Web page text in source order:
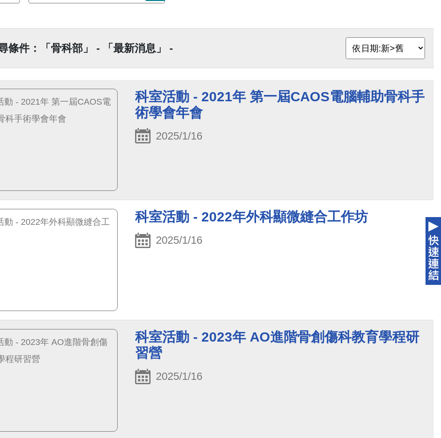
條件：「骨科部」 - 「最新消息」 -
科室活動 - 2021年 第一屆CAOS電腦輔助骨科手
術學會年會
2025/1/16
科室活動 - 2022年外科顯微縫合工作坊
2025/1/16
科室活動 - 2023年 AO進階骨創傷科教育學程研
習營
2025/1/16